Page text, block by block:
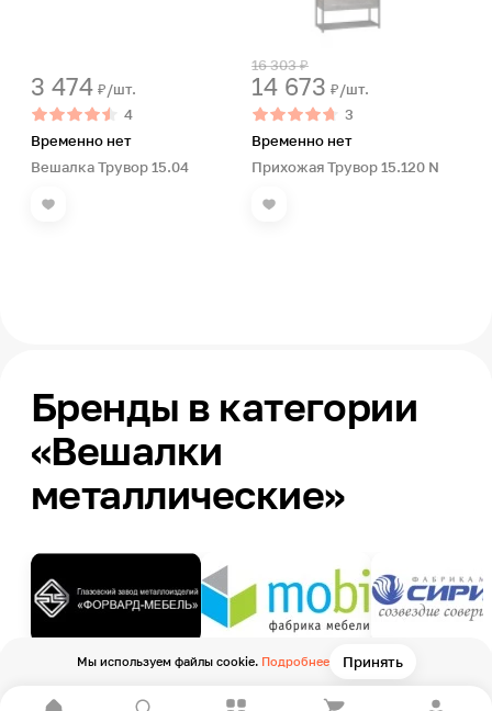
3 474 ₽/шт.
4
Временно нет
Вешалка Трувор 15.04
16 303 ₽
14 673 ₽/шт.
3
Временно нет
Прихожая Трувор 15.120 N
Бренды в категории
«Вешалки
металлические»
Мы используем файлы cookie. Подробнее Принять